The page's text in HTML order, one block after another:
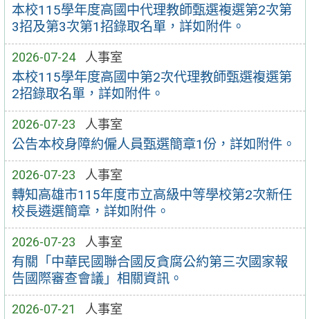
本校115學年度高國中代理教師甄選複選第2次第
3招及第3次第1招錄取名單，詳如附件。
2026-07-24 人事室
本校115學年度高國中第2次代理教師甄選複選第
2招錄取名單，詳如附件。
2026-07-23 人事室
公告本校身障約僱人員甄選簡章1份，詳如附件。
2026-07-23 人事室
轉知高雄市115年度市立高級中等學校第2次新任
校長遴選簡章，詳如附件。
2026-07-23 人事室
有關「中華民國聯合國反貪腐公約第三次國家報
告國際審查會議」相關資訊。
2026-07-21 人事室